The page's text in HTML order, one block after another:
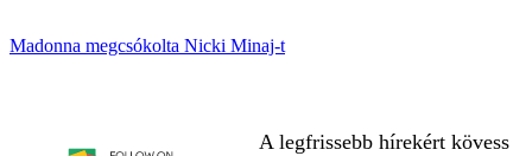
Madonna megcsókolta Nicki Minaj-t
A legfrissebb hírekért kövess